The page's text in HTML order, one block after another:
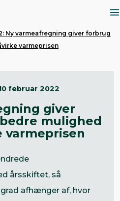
Ny varmeafregning giver forbrug
varmeprisen
februar 2022
giver
mulighed
varmeprisen
årsskiftet, så
afhænger af, hvor